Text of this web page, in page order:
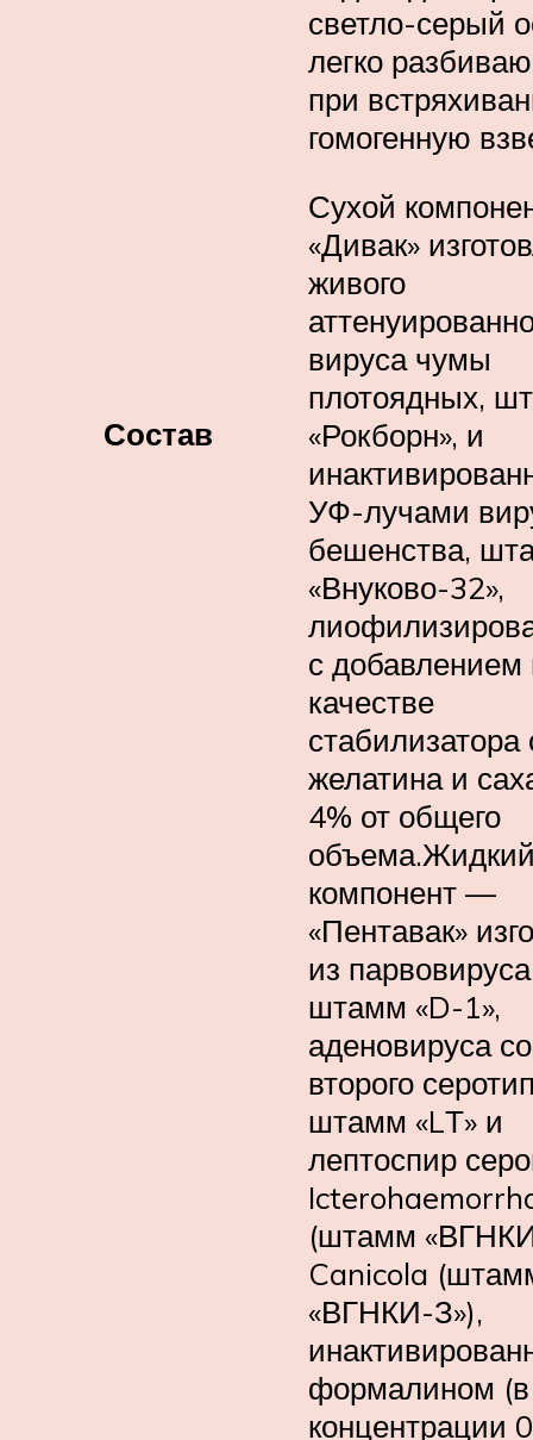
Состав
светло-серый
легко
при
гомогенную
Сухой
«Дивак»
живого
вируса чумы
плотоядных,
«Рокборн», и
УФ-лучами
бешенства,
«Внуково-32»,
с добавлением
качестве
стабилизатора
желатина и
4% от общего
компонент —
«Пентавак»
из
штамм «D-1»,
аденовируса
второго
штамм «LТ» и
лептоспир
(штамм
Canicola
«ВГНКИ-З»),
формалином (в
концентрации